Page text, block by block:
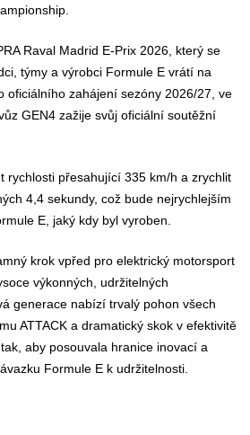
Raval Madrid E-Prix 2026, který se
týmy a výrobci Formule E vrátí na
oficiálního zahájení sezóny 2026/27, ve
GEN4 zažije svůj oficiální soutěžní
rychlosti přesahující 335 km/h a zrychlit
4,4 sekundy, což bude nejrychlejším
E, jaký kdy byl vyroben.
krok vpřed pro elektrický motorsport
výkonných, udržitelných
generace nabízí trvalý pohon všech
ATTACK a dramatický skok v efektivitě
aby posouvala hranice inovací a
Formule E k udržitelnosti.